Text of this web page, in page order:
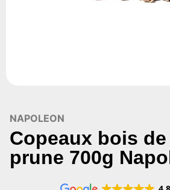
NAPOLEON
Copeaux bois
prune 700g